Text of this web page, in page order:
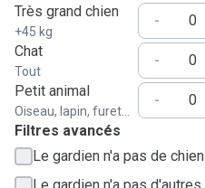
Très grand chien
+45 kg
-
Chat
Tout
-
Petit animal
Oiseau, lapin, furet...
-
Filtres avancés
Le gardien n'a pas de chien